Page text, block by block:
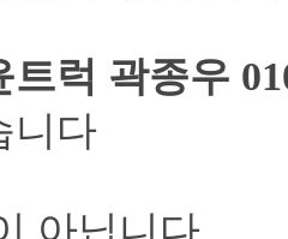
럭 곽종우
니다
아닙니다